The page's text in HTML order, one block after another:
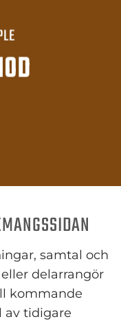
samtal och
delarrangör
kommande
av tidigare